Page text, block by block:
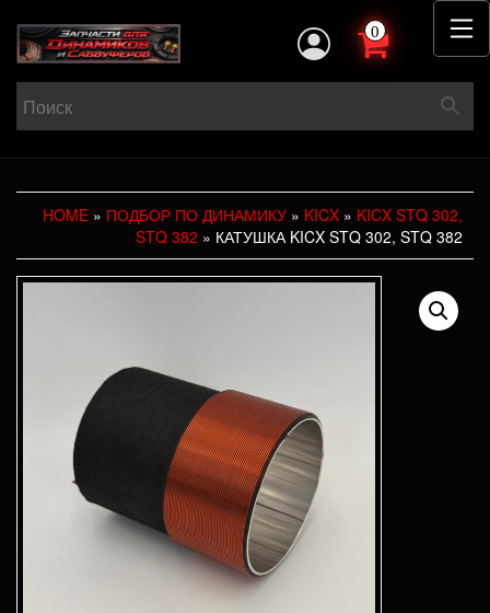
0
HOME » ПОДБОР ПО ДИНАМИКУ » KICX » KICX STQ 302,
STQ 382 » КАТУШКА KICX STQ 302, STQ 382